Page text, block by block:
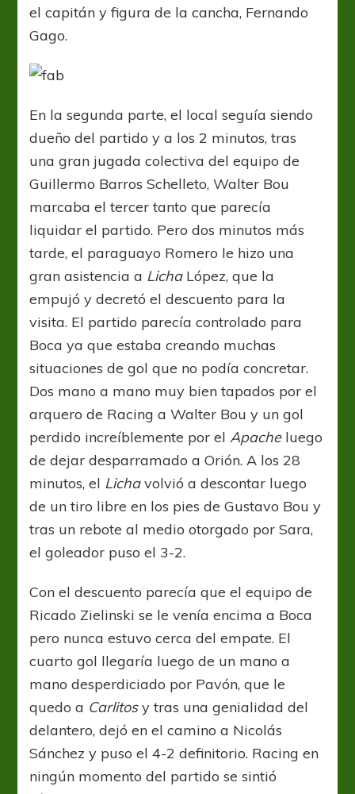
el capitán y figura de la cancha, Fernando
Gago.
En la segunda parte, el local seguía siendo
dueño del partido y a los 2 minutos, tras
una gran jugada colectiva del equipo de
Guillermo Barros Schelleto, Walter Bou
marcaba el tercer tanto que parecía
liquidar el partido. Pero dos minutos más
tarde, el paraguayo Romero le hizo una
gran asistencia a LichaLópez, que la
empujó y decretó el descuento para la
visita. El partido parecía controlado para
Boca ya que estaba creando muchas
situaciones de gol que no podía concretar.
Dos mano a mano muy bien tapados por el
arquero de Racing a Walter Bou y un gol
perdido increíblemente por elApacheluego
de dejar desparramado a Orión. A los 28
minutos, el Lichavolvió a descontar luego
de un tiro libre en los pies de Gustavo Bou y
tras un rebote al medio otorgado por Sara,
el goleador puso el 3-2.
Con el descuento parecía que el equipo de
Ricado Zielinski se le venía encima a Boca
pero nunca estuvo cerca del empate. El
cuarto gol llegaría luego de un mano a
mano desperdiciado por Pavón, que le
quedo a Carlitosy tras una genialidad del
delantero, dejó en el camino a Nicolás
Sánchez y puso el 4-2 definitorio. Racing en
ningún momento del partido se sintió